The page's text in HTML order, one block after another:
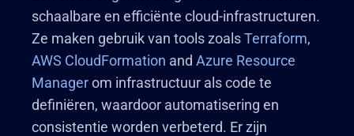
schaalbare en efficiënte cloud-infrastructuren.
Ze maken gebruik van tools zoalsTerraform,
AWS CloudFormation and Azure Resource
Managerom infrastructuur als code te
definiëren, waardoor automatisering en
consistentie worden verbeterd. Er zijn